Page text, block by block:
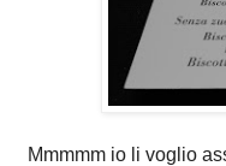
Mmmmm io li voglio